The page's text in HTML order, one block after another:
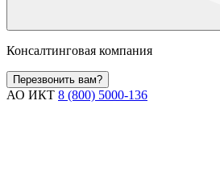
Консалтинговая компания
Перезвонить вам?
АО ИКТ 8 (800) 5000-136